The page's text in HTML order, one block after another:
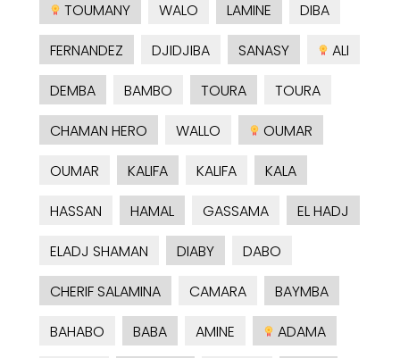
TOUMANY
WALO LAMINE
DIBA
FERNANDEZ
DJIDJIBA SANASY
ALI
DEMBA
BAMBO TOURA
TOURA
CHAMAN HERO
WALLO
OUMAR
OUMAR
KALIFA KALIFA
KALA
HASSAN
HAMAL GASSAMA
EL HADJ
ELADJ SHAMAN
DIABY
DABO
CHERIF SALAMINA
CAMARA
BAYMBA
BAHABO
BABA AMINE ADAMA